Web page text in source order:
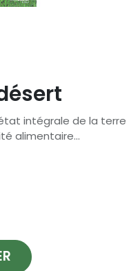
intégrale de la terre
alimentaire...